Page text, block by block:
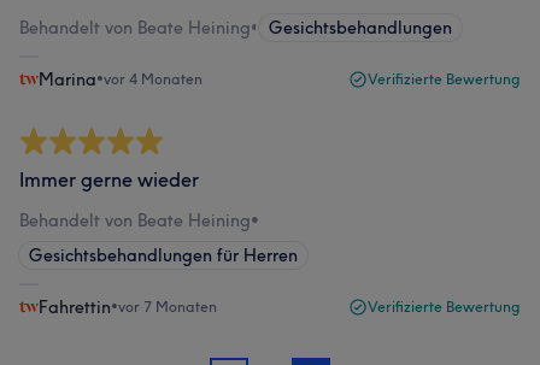
Behandelt von Beate Heining• Gesichtsbehandlungen
Marina•vor 4 Monaten Verifizierte Bewertung
Immer gerne wieder
Behandelt von Beate Heining•
Gesichtsbehandlungen für Herren
Fahrettin•vor 7 Monaten Verifizierte Bewertung